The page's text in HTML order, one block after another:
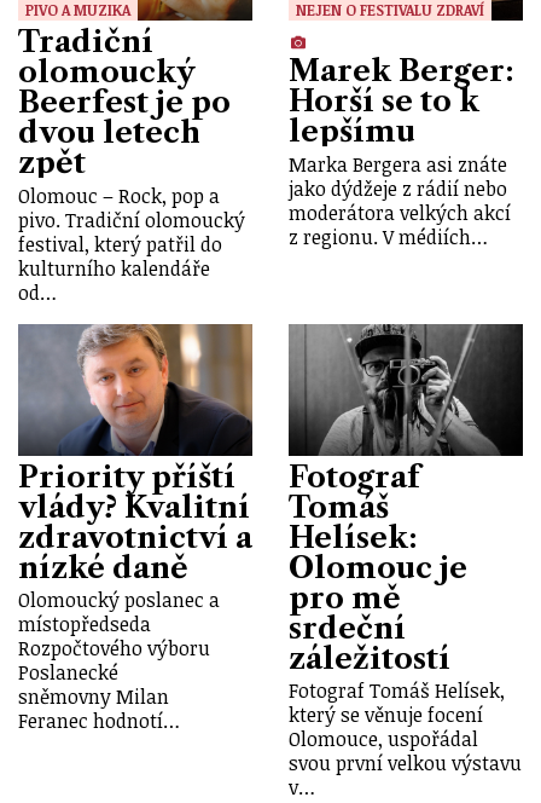
PIVO A MUZIKA
Tradiční
olomoucký
Beerfest je po
dvou letech
zpět
Olomouc – Rock, pop a
pivo. Tradiční olomoucký
festival, který patřil do
kulturního kalendáře
od…
NEJEN O FESTIVALU ZDRAVÍ
Marek Berger:
Horší se to k
lepšímu
Marka Bergera asi znáte
jako dýdžeje z rádií nebo
moderátora velkých akcí
z regionu. V médiích…
Priority příští
vlády? Kvalitní
zdravotnictví a
nízké daně
Olomoucký poslanec a
místopředseda
Rozpočtového výboru
Poslanecké
sněmovny Milan
Feranec hodnotí…
Fotograf
Tomáš
Helísek:
Olomouc je
pro mě
srdeční
záležitostí
Fotograf Tomáš Helísek,
který se věnuje focení
Olomouce, uspořádal
svou první velkou výstavu
v…